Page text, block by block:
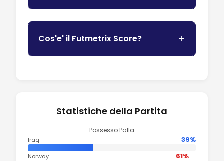
Cos'e' il Futmetrix Score?
Statistiche della Partita
Possesso Palla
Iraq 39%
Norway 61%